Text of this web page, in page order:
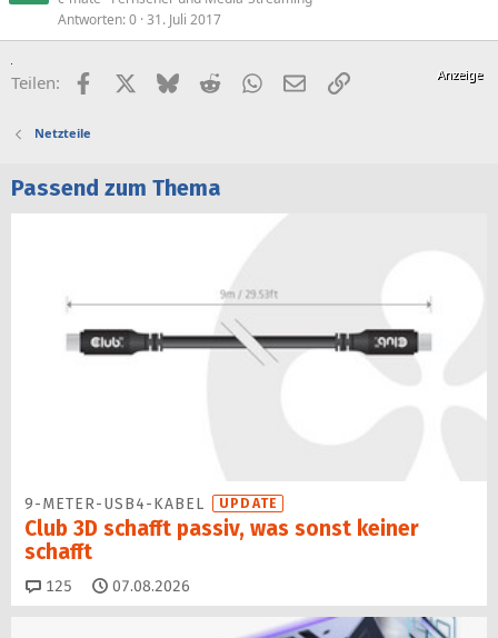
Antworten 0 31. Juli 2017
Teilen: FacebookX (Twitter)
BlueskyRedditWhatsApp
E-MailLink
Netzteile
Passend zum Thema
9-METER-USB4-KABEL UPDATE
Club 3D schafft passiv, was sonst keiner
schafft
125 Kommentare
07.08.2026